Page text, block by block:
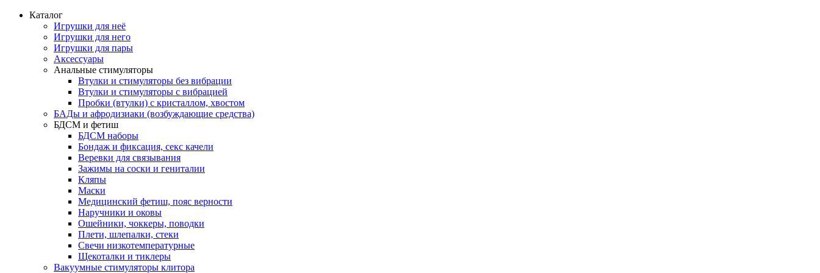
Каталог
Игрушки для неё
Игрушки для него
Игрушки для пары
Аксессуары
Анальные стимуляторы
Втулки и стимуляторы без вибрации
Втулки и стимуляторы с вибрацией
Пробки (втулки) с кристаллом, хвостом
БАДы и афродизиаки (возбуждающие средства)
БДСМ и фетиш
БДСМ наборы
Бондаж и фиксация, секс качели
Веревки для связывания
Зажимы на соски и гениталии
Кляпы
Маски
Медицинский фетиш, пояс верности
Наручники и оковы
Ошейники, чоккеры, поводки
Плети, шлепалки, стеки
Свечи низкотемпературные
Щекоталки и тиклеры
Вакуумные стимуляторы клитора